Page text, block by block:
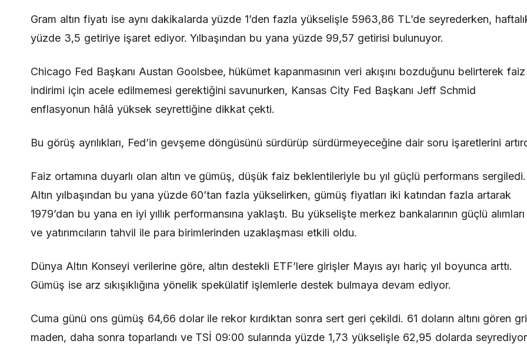
Gram altın fiyatı ise aynı dakikalarda yüzde 1’den fazla yükselişle 5963,86 TL’de seyrederken,
yüzde 3,5 getiriye işaret ediyor. Yılbaşından bu yana yüzde 99,57 getirisi bulunuyor.
Chicago Fed Başkanı Austan Goolsbee, hükümet kapanmasının veri akışını bozduğunu belirterek faiz
indirimi için acele edilmemesi gerektiğini savunurken, Kansas City Fed Başkanı Jeff Schmid
enflasyonun hâlâ yüksek seyrettiğine dikkat çekti.
Bu görüş ayrılıkları, Fed’in gevşeme döngüsünü sürdürüp sürdürmeyeceğine dair soru işaretlerini
Faiz ortamına duyarlı olan altın ve gümüş, düşük faiz beklentileriyle bu yıl güçlü performans sergiledi.
Altın yılbaşından bu yana yüzde 60’tan fazla yükselirken, gümüş fiyatları iki katından fazla artarak
1979’dan bu yana en iyi yıllık performansına yaklaştı. Bu yükselişte merkez bankalarının güçlü alımları
ve yatırımcıların tahvil ile para birimlerinden uzaklaşması etkili oldu.
Dünya Altın Konseyi verilerine göre, altın destekli ETF’lere girişler Mayıs ayı hariç yıl boyunca arttı.
Gümüş ise arz sıkışıklığına yönelik spekülatif işlemlerle destek bulmaya devam ediyor.
Cuma günü ons gümüş 64,66 dolar ile rekor kırdıktan sonra sert geri çekildi. 61 doların altını gören gri
maden, daha sonra toparlandı ve TSİ 09:00 sularında yüzde 1,73 yükselişle 62,95 dolarda